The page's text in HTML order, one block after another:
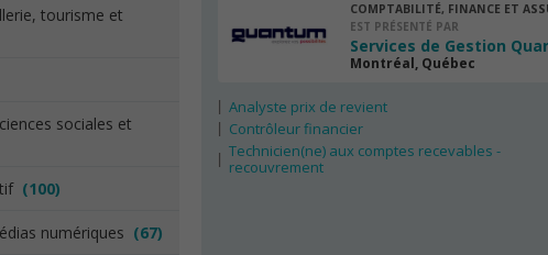
tourisme et
sociales et
(100)
numériques (67)
COMPTABILITÉ, FINANCE ET
EST PRÉSENTÉ PAR
Services de Gestion
Montréal, Québec
Analyste prix de revient
Contrôleur financier
Technicien(ne) aux comptes recevables -
recouvrement